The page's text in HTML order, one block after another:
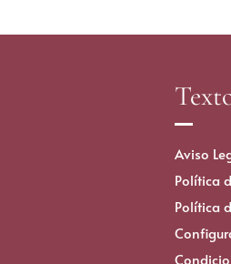
Aviso
Política
Política